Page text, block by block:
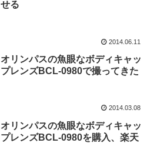
せる
2014.06.11
オリンパスの魚眼なボディキャッ
プレンズBCL-0980で撮ってきた
2014.03.08
オリンパスの魚眼なボディキャッ
プレンズBCL-0980を購入、楽天